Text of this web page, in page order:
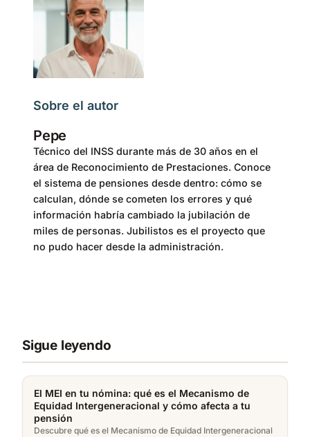
Sobre el autor
Pepe
Técnico del INSS durante más de 30 años en el
área de Reconocimiento de Prestaciones. Conoce
el sistema de pensiones desde dentro: cómo se
calculan, dónde se cometen los errores y qué
información habría cambiado la jubilación de
miles de personas. Jubilistos es el proyecto que
no pudo hacer desde la administración.
Sigue leyendo
El MEI en tu nómina: qué es el Mecanismo de
Equidad Intergeneracional y cómo afecta a tu
pensión
Descubre qué es el Mecanismo de Equidad Intergeneracional